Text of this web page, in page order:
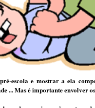
escola e mostrar a ela
... Mas é importante envolver os